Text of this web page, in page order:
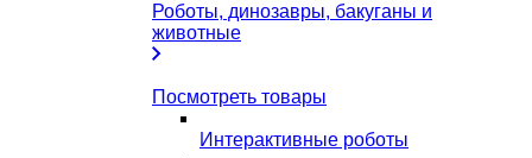
Роботы, динозавры, бакуганы и
животные
Посмотреть товары
Интерактивные роботы